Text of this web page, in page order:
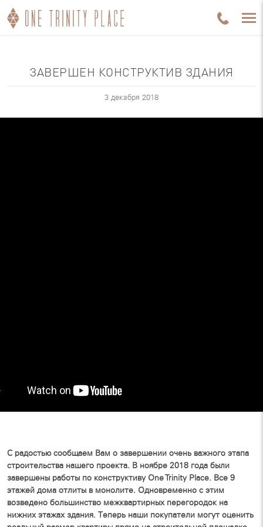
ЗАВЕРШЕН КОНСТРУКТИВ ЗДАНИЯ
3 декабря 2018
С радостью сообщаем Вам о завершении очень важного этапа
строительства нашего проекта. В ноябре 2018 года были
завершены работы по конструктиву One Trinity Place. Все 9
этажей дома отлиты в монолите. Одновременно с этим
возведено большинство межквартирных перегородок на
нижних этажах здания. Теперь наши покупатели могут оценить